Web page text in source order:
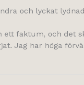
och lyckat
ett faktum, och det
Jag har höga